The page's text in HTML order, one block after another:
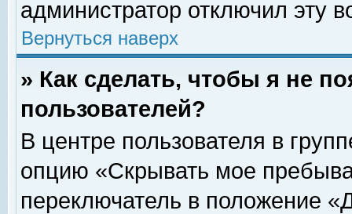
администратор отключил эту
Вернуться наверх
» Как сделать, чтобы я не
пользователей?
В центре пользователя в
опцию «Скрывать мое
переключатель в положение